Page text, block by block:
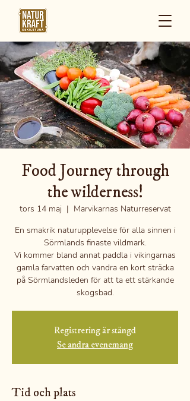
Food Journey through
the wilderness!
tors 14 maj
  |
Marvikarnas Naturreservat
En smakrik naturupplevelse för alla sinnen i
Sörmlands finaste vildmark.
Vi kommer bland annat paddla i vikingarnas
gamla farvatten och vandra en kort sträcka
på Sörmlandsleden för att ta ett stärkande
skogsbad.
Registrering är stängd
Se andra evenemang
Tid och plats